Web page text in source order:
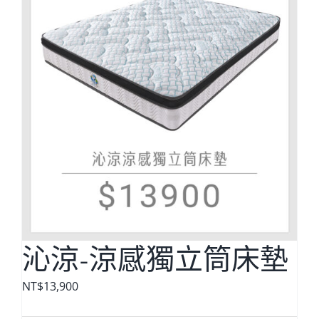
沁涼-涼感獨立筒床墊
NT$13,900